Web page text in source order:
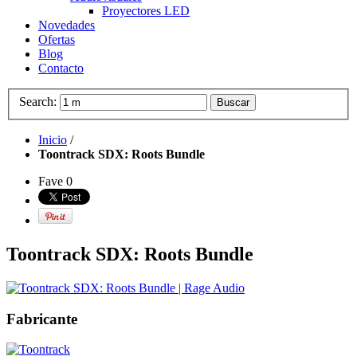
Proyectores LED
Novedades
Ofertas
Blog
Contacto
Search: Buscar
Inicio /
Toontrack SDX: Roots Bundle
Fave 0
Toontrack SDX: Roots Bundle
Fabricante